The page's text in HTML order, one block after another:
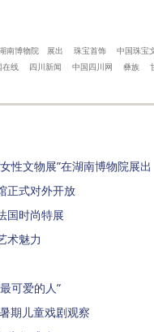
南博物院 展出 珠宝首饰 中国珠宝
在线 四川新闻 中国四川网 彝族
文物展”在湖南博物院展出
正式对外开放
国时尚特展
术魅力
可爱的人”
期儿童戏剧观察